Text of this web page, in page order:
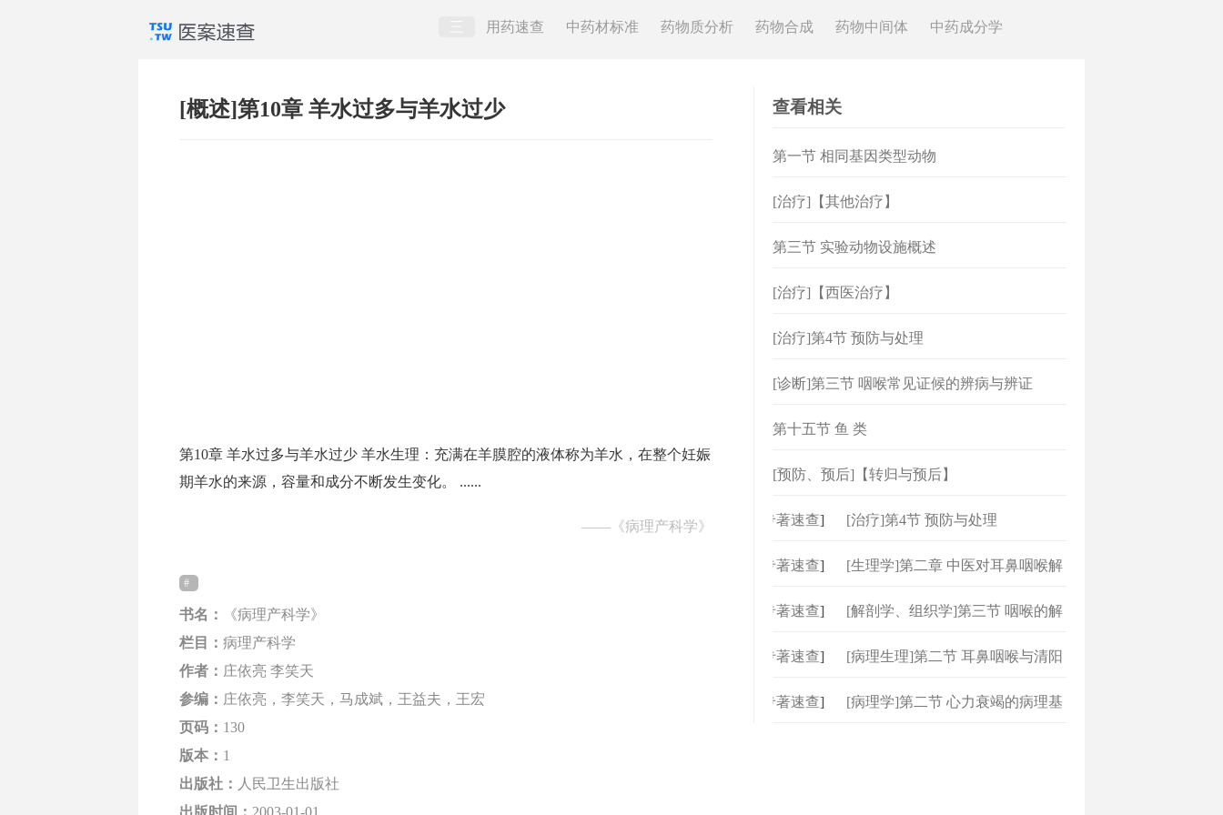
用药速查 中药材标准 药物质分析 药物合成 药物中间体 中药成分学
[概述]第10章 羊水过多与羊水过少
第10章 羊水过多与羊水过少 羊水生理：充满在羊膜腔的液体称为羊水，在整个妊娠
期羊水的来源，容量和成分不断发生变化。 ......
—— 《病理产科学》
书名：
《病理产科学》
栏目： 病理产科学
作者： 庄依亮 李笑天
参编： 庄依亮，李笑天，马成斌，王益夫，王宏
页码： 130
版本： 1
出版社： 人民卫生出版社
出版时间： 2003-01-01
查看相关
第一节 相同基因类型动物
[治疗]【其他治疗】
第三节 实验动物设施概述
[治疗]【西医治疗】
[治疗]第4节 预防与处理
[诊断]第三节 咽喉常见证候的辨病与辨证
第十五节 鱼 类
[预防、预后]【转归与预后】
专著速查] [治疗]第4节 预防与处理
专著速查] [生理学]第二章 中医对耳鼻咽喉解
专著速查] [解剖学、组织学]第三节 咽喉的解
专著速查] [病理生理]第二节 耳鼻咽喉与清阳
专著速查] [病理学]第二节 心力衰竭的病理基